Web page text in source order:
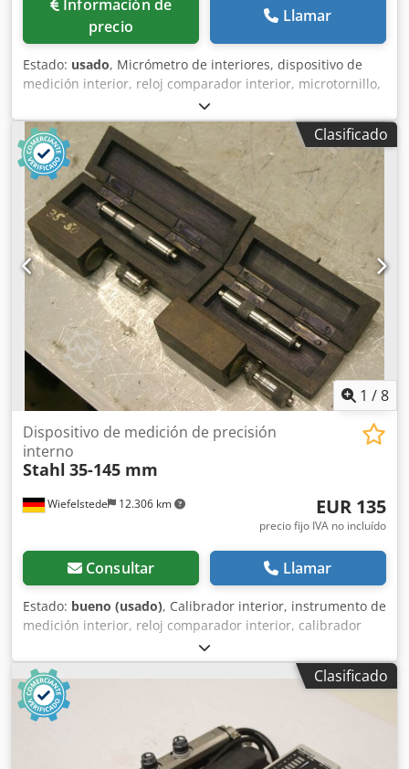
Información de
precio
Llamar
Estado: usado, Micrómetro de interiores, dispositivo de
medición interior, reloj comparador interior, microtornillo,
diámetro interior, micrómetro de interiores, galga de
cilindros. -Entrega: en su estado actual, tal como se
inspeccionó -Estado: no completo, ver fotos -Rango de
medición: -150 mm -Dimensiones: 280/450/H60 mm -Peso:
2 kg Csdpfxsl Ha R Ho An Eeha
Clasificado
1 /8
Wiefelstede 12.306 km
Dispositivo de medición de precisión
interno
Stahl 35-145 mm
EUR 135
precio fijo IVA no incluído
Consultar Llamar
Estado: bueno (usado), Calibrador interior, instrumento de
medición interior, reloj comparador interior, calibrador
interior de precisión, tornillos de medición interior, tornillo
micrométrico, diámetro interior, calibrador interior de
precisión, galga de cilindros. -Rango de medición: 35-50
mm -Rango de medición: 50-70 mm -Rango de medición:
70-100 mm -Rango de medición: 100-145 mm -Una vuelta
del tambor equivale a: 0,5 mm -Con dispositivo de bloqueo
Chsdpjb A Sx Ssfx An Esa -Incluye estuche -Peso: 0,8 kg
Clasificado